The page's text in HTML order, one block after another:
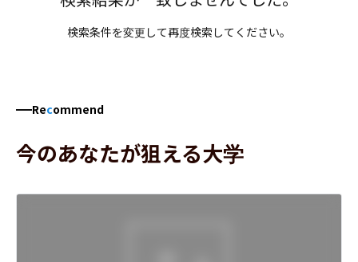
検索条件を変更して再度検索してください。
Recommend
今のあなたが狙える大学